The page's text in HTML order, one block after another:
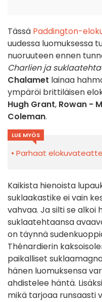
Tässä Paddington-
uudessa luomuksessa
nuoruuteen ennen
Charlien ja
Chalamet lainaa
ympäröi brittiläisen
Hugh Grant, Rowan -
Coleman.
LUE MYÖS
Parhaat
Kaikista hienoista
suklaakastike ei vain
vahvaa. Ja silti se alkoi
suklaatehtaansa
on täynnä
Thénardierin
paikalliset
hänen luomuksensa
ahdistelee häntä.
mikä tarjoaa runsaasti